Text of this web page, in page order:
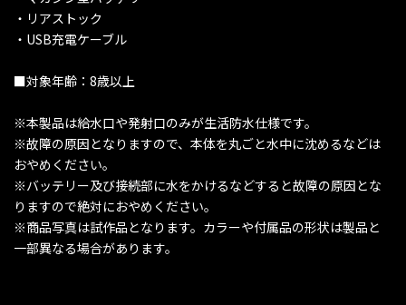
・リアストック
・USB充電ケーブル
■対象年齢：8歳以上
※本製品は給水口や発射口のみが生活防水仕様です。
※故障の原因となりますので、本体を丸ごと水中に沈めるなどは
おやめください。
※バッテリー及び接続部に水をかけるなどすると故障の原因とな
りますので絶対におやめください。
※商品写真は試作品となります。カラーや付属品の形状は製品と
一部異なる場合があります。